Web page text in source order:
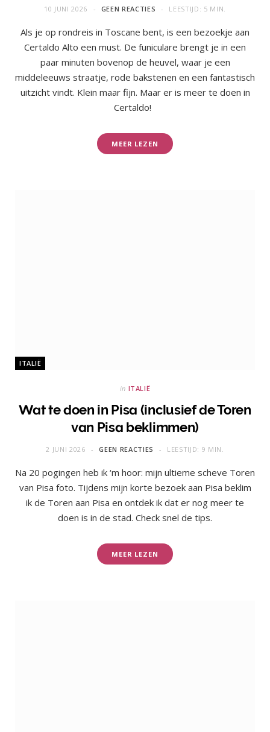
10 JUNI 2026 GEEN REACTIES LEESTIJD: 5 MIN.
Als je op rondreis in Toscane bent, is een bezoekje aan
Certaldo Alto een must. De funiculare brengt je in een
paar minuten bovenop de heuvel, waar je een
middeleeuws straatje, rode bakstenen en een fantastisch
uitzicht vindt. Klein maar fijn. Maar er is meer te doen in
Certaldo!
MEER LEZEN
ITALIË
in ITALIË
Wat te doen in Pisa (inclusief de Toren
van Pisa beklimmen)
2 JUNI 2026 GEEN REACTIES LEESTIJD: 9 MIN.
Na 20 pogingen heb ik ‘m hoor: mijn ultieme scheve Toren
van Pisa foto. Tijdens mijn korte bezoek aan Pisa beklim
ik de Toren aan Pisa en ontdek ik dat er nog meer te
doen is in de stad. Check snel de tips.
MEER LEZEN